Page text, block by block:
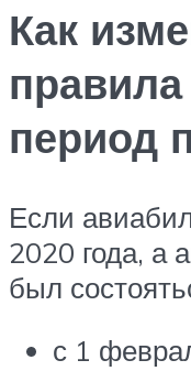
Как
период
Если
2020 года, а
был
с 1